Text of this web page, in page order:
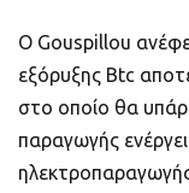
Ο Gouspillou
εξόρυξης Btc
στο οποίο θα
παραγωγής